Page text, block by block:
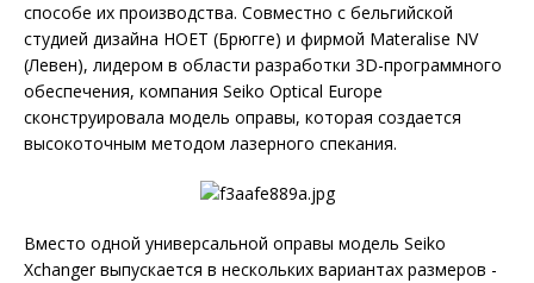
способе их производства. Совместно с бельгийской
студией дизайна HOET (Брюгге) и фирмой Materalise NV
(Левен), лидером в области разработки 3D-программного
обеспечения, компания Seiko Optical Europe
сконструировала модель оправы, которая создается
высокоточным методом лазерного спекания.
Вместо одной универсальной оправы модель Seiko
Xchanger выпускается в нескольких вариантах размеров -